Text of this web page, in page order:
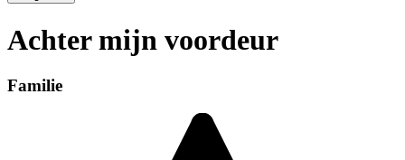
Achter mijn voordeur
Familie